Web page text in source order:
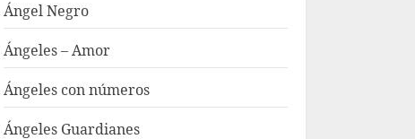
Ángel Negro
Ángeles – Amor
Ángeles con números
Ángeles Guardianes